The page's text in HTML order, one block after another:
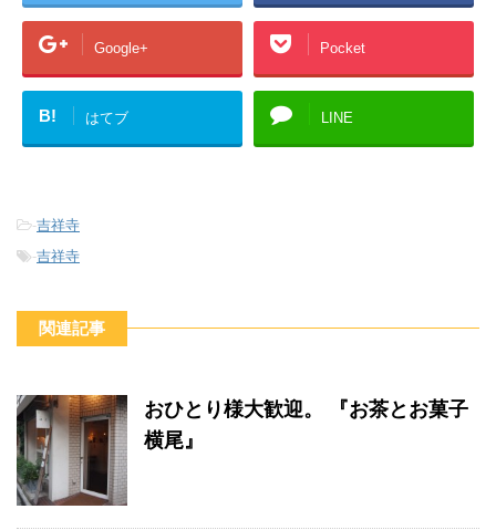
Google+ Pocket
B! はてブ LINE
-吉祥寺
-吉祥寺
関連記事
おひとり様大歓迎。 『お茶とお菓子
横尾』